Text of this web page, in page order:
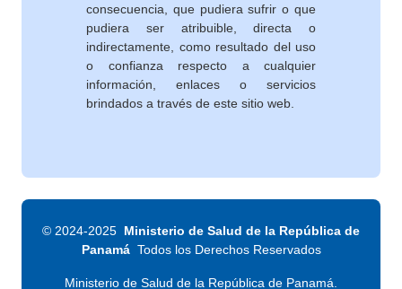
consecuencia, que pudiera sufrir o que
pudiera ser atribuible, directa o
indirectamente, como resultado del uso
o confianza respecto a cualquier
información, enlaces o servicios
brindados a través de este sitio web.
© 2024-2025 Ministerio de Salud de la República de
Panamá Todos los Derechos Reservados
Ministerio de Salud de la República de Panamá.